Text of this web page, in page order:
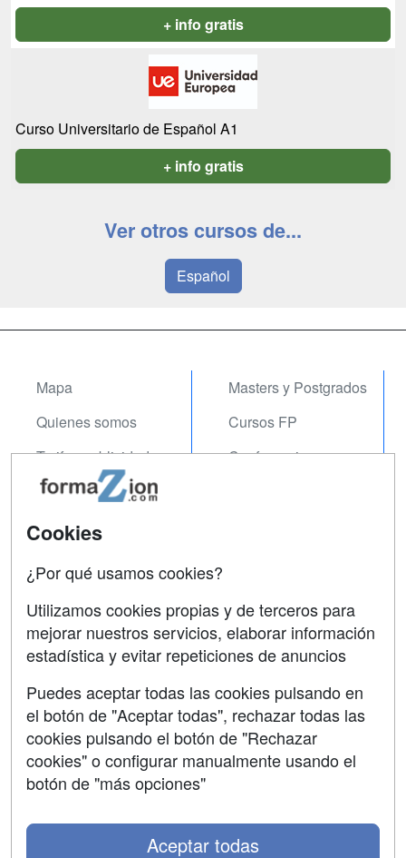
+ info gratis
Curso Universitario de Español A1
+ info gratis
Ver otros cursos de...
Español
Mapa
Quienes somos
Tarifas publicidad
Acceso Usuarios
Acceso Centros
Masters y Postgrados
Cursos FP
Conferencias
Contactar
Confidencialidad
Aviso legal
Copyleft
Cookies
¿Por qué usamos cookies?
Utilizamos cookies propias y de terceros para
mejorar nuestros servicios, elaborar información
estadística y evitar repeticiones de anuncios
Puedes aceptar todas las cookies pulsando en
el botón de "Aceptar todas", rechazar todas las
cookies pulsando el botón de "Rechazar
cookies" o configurar manualmente usando el
botón de "más opciones"
Aceptar todas